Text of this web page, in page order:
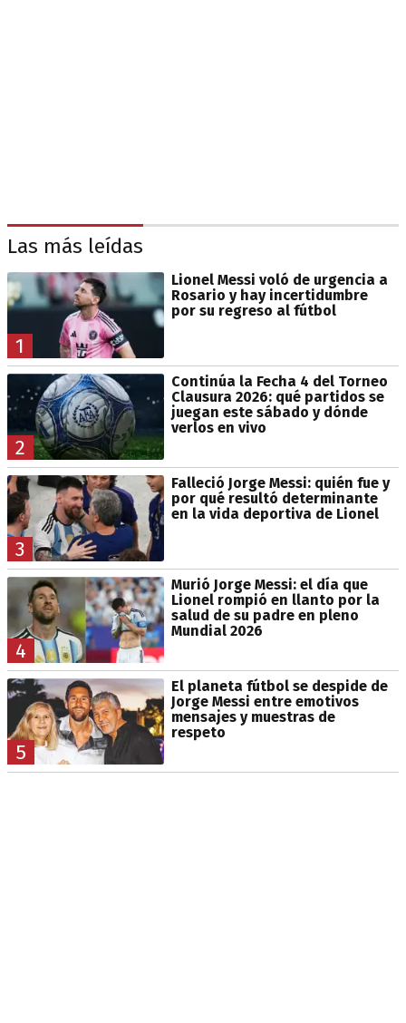
Las más leídas
1
Lionel Messi voló de urgencia a
Rosario y hay incertidumbre
por su regreso al fútbol
2
Continúa la Fecha 4 del Torneo
Clausura 2026: qué partidos se
juegan este sábado y dónde
verlos en vivo
3
Falleció Jorge Messi: quién fue y
por qué resultó determinante
en la vida deportiva de Lionel
4
Murió Jorge Messi: el día que
Lionel rompió en llanto por la
salud de su padre en pleno
Mundial 2026
5
El planeta fútbol se despide de
Jorge Messi entre emotivos
mensajes y muestras de
respeto